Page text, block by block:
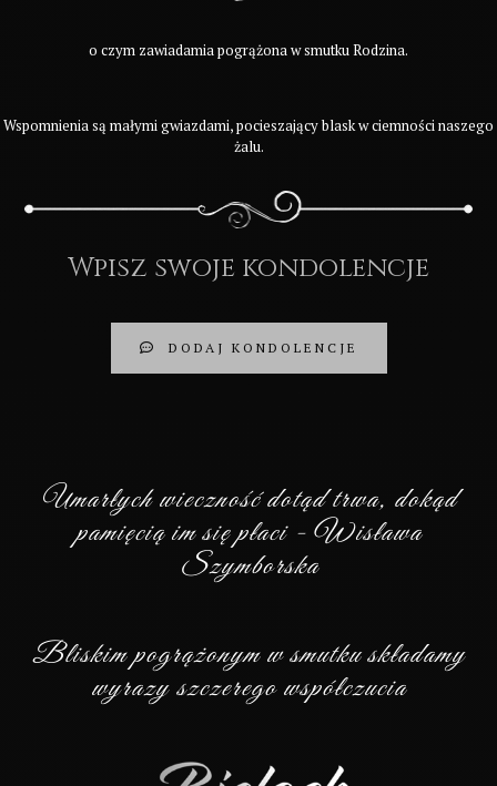
o czym zawiadamia pogrążona w smutku Rodzina.
Wspomnienia są małymi gwiazdami, pocieszający blask w ciemności naszego
żalu.
Wpisz swoje kondolencje
DODAJ KONDOLENCJE
Umarłych wieczność dotąd trwa, dokąd
pamięcią im się płaci - Wisława
Szymborska
Bliskim pogrążonym w smutku składamy
wyrazy szczerego współczucia